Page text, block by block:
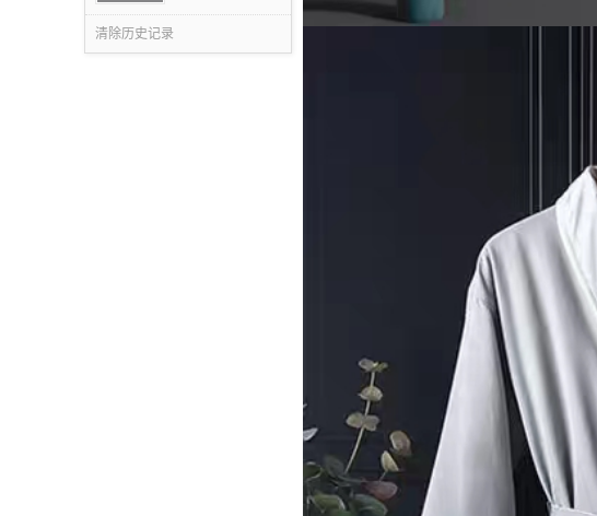
清除历史记录